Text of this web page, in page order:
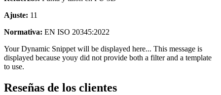
Ajuste: 11
Normativa: EN ISO 20345:2022
Your Dynamic Snippet will be displayed here... This message is
displayed because youy did not provide both a filter and a template
to use.
Reseñas de los clientes